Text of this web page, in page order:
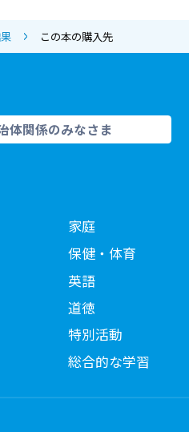
この本の購入先
体関係のみなさま
家庭
保健・体育
英語
道徳
特別活動
総合的な学習